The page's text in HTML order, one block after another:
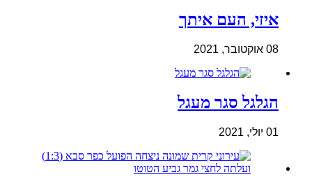
איזי, העם איתך
08 אוקטובר, 2021
הגלגל סגר מעגל
01 יולי, 2021